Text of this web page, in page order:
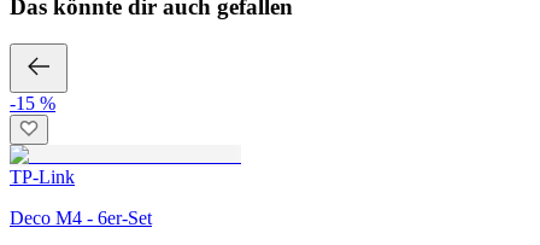
Das könnte dir auch gefallen
-15 %
TP-Link
Deco M4 - 6er-Set